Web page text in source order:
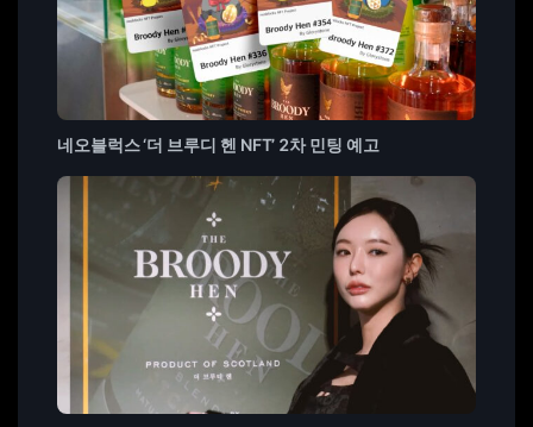
네오블럭스 ‘더 브루디 헨 NFT’ 2차 민팅 예고